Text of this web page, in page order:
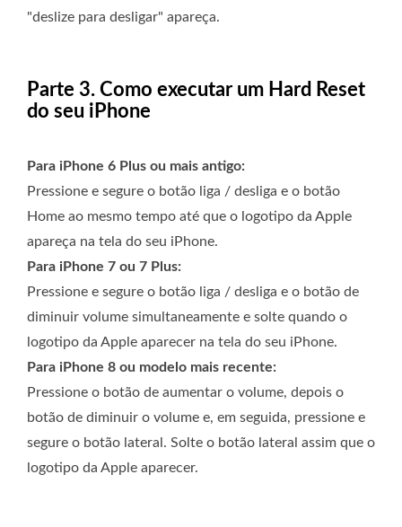
"deslize para desligar" apareça.
Parte 3. Como executar um Hard Reset
do seu iPhone
Para iPhone 6 Plus ou mais antigo:
Pressione e segure o botão liga / desliga e o botão
Home ao mesmo tempo até que o logotipo da Apple
apareça na tela do seu iPhone.
Para iPhone 7 ou 7 Plus:
Pressione e segure o botão liga / desliga e o botão de
diminuir volume simultaneamente e solte quando o
logotipo da Apple aparecer na tela do seu iPhone.
Para iPhone 8 ou modelo mais recente:
Pressione o botão de aumentar o volume, depois o
botão de diminuir o volume e, em seguida, pressione e
segure o botão lateral. Solte o botão lateral assim que o
logotipo da Apple aparecer.